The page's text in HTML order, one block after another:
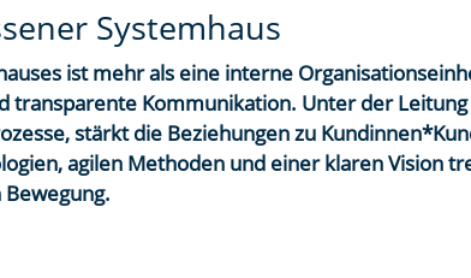
Systemhaus
ist mehr als eine interne
Kommunikation. Unter der
stärkt die Beziehungen zu
agilen Methoden und einer klaren Vision